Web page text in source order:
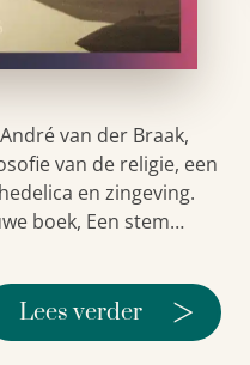
van der Braak,
van de religie, een
en zingeving.
boek, Een stem…
Lees verder >